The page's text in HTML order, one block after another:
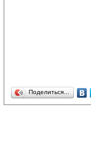
Поделиться…